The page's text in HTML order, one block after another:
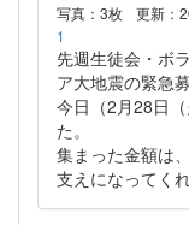
写真：3枚 更新：
1
先週生徒会・ボ
ア大地震の緊急
今日（2月28日
た。
集まった金額は
支えになってく